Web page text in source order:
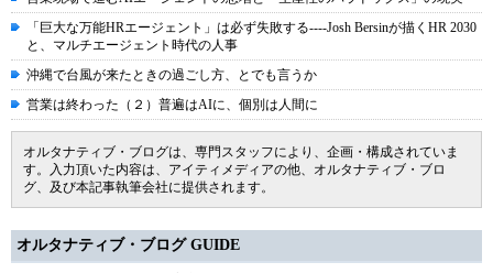
「巨大な万能HRエージェント」は必ず失敗する----Josh Bersinが描くHR 2030
と、マルチエージェント時代の人事
沖縄で台風が来たときの過ごし方、とでも言うか
営業は終わった（２）普遍はAIに、個別は人間に
オルタナティブ・ブログは、専門スタッフにより、企画・構成されていま
す。入力頂いた内容は、アイティメディアの他、オルタナティブ・ブロ
グ、及び本記事執筆会社に提供されます。
オルタナティブ・ブログ GUIDE